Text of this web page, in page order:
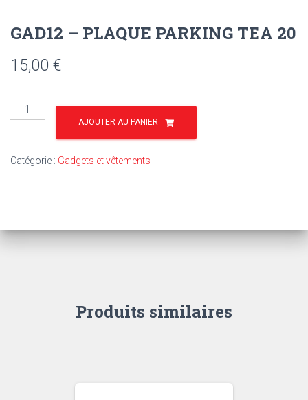
GAD12 – PLAQUE PARKING TEA 20
15,00 €
quantité
de
PLAQUE
AJOUTER AU PANIER
Catégorie : Gadgets et vêtements
Produits similaires